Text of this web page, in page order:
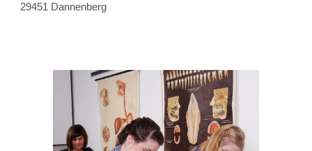
29451 Dannenberg